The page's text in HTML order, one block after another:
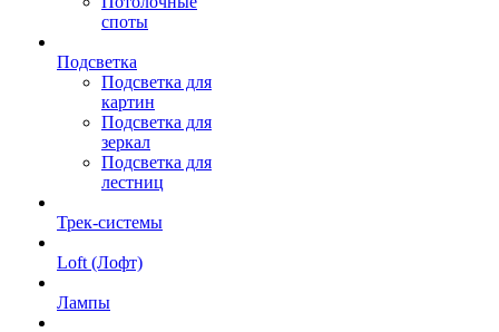
споты
Подсветка
Подсветка для
картин
Подсветка для
зеркал
Подсветка для
лестниц
Трек-системы
Loft (Лофт)
Лампы